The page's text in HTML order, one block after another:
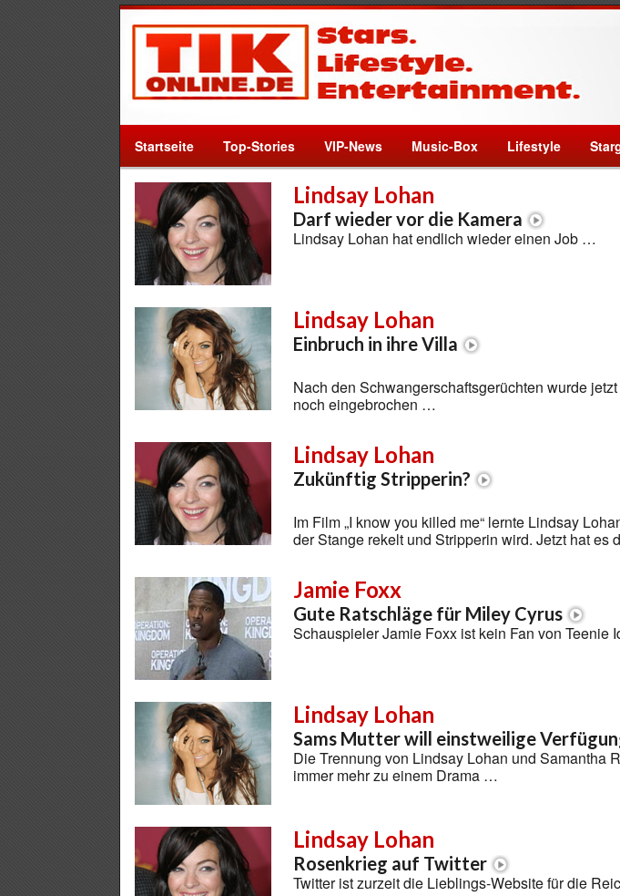
Startseite Top-Stories VIP-News Music-Box Lifestyle
Lindsay Lohan
Darf wieder vor die Kamera
Lindsay Lohan hat endlich wieder einen Job …
Lindsay Lohan
Einbruch in ihre Villa
Nach den Schwangerschaftsgerüchten wurde
noch eingebrochen …
Lindsay Lohan
Zukünftig Stripperin?
Im Film „I know you killed me“ lernte Lindsay
der Stange rekelt und Stripperin wird. Jetzt hat
Jamie Foxx
Gute Ratschläge für Miley Cyrus
Schauspieler Jamie Foxx ist kein Fan von Teenie
Lindsay Lohan
Sams Mutter will einstweilige
Die Trennung von Lindsay Lohan und Samantha
immer mehr zu einem Drama …
Lindsay Lohan
Rosenkrieg auf Twitter
Twitter ist zurzeit die Lieblings-Website für die